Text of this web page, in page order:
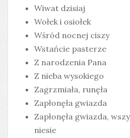
Wiwat dzisiaj
Wołek i osiołek
Wśród nocnej ciszy
Wstańcie pasterze
Z narodzenia Pana
Z nieba wysokiego
Zagrzmiała, runęła
Zapłonęła gwiazda
Zapłonęła gwiazda,
niesie